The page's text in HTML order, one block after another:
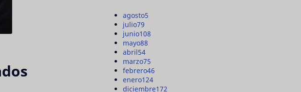
agosto5
julio79
junio108
mayo88
abril54
marzo75
febrero46
enero124
diciembre172